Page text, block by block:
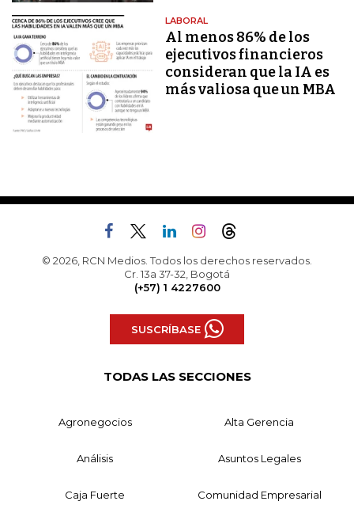
LABORAL
Al menos 86% de los
ejecutivos financieros
consideran que la IA es
más valiosa que un MBA
© 2026, RCN Medios. Todos los derechos reservados.
Cr. 13a 37-32, Bogotá
(+57) 1 4227600
SUSCRÍBASE
TODAS LAS SECCIONES
Agronegocios Alta Gerencia
Análisis Asuntos Legales
Caja Fuerte Comunidad Empresarial